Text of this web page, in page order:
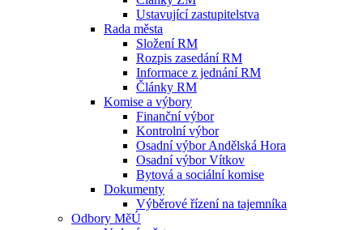
Ustavující zastupitelstva
Rada města
Složení RM
Rozpis zasedání RM
Informace z jednání RM
Články RM
Komise a výbory
Finanční výbor
Kontrolní výbor
Osadní výbor Andělská Hora
Osadní výbor Vítkov
Bytová a sociální komise
Dokumenty
Výběrové řízení na tajemníka
Odbory MěÚ